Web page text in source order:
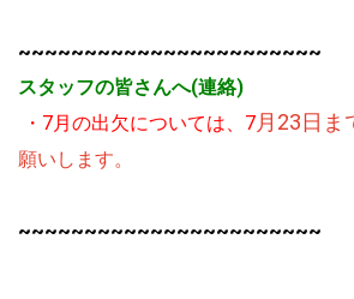
~~~~~~~~~~~~~~~~~~~~~~~
スタッフの皆さんへ(連絡)
・7月の出欠については、7 月23日ま
願いします。
~~~~~~~~~~~~~~~~~~~~~~~